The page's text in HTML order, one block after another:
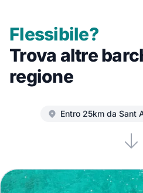
Flessibile?
Trova altre
regione
Entro 25km da Sant